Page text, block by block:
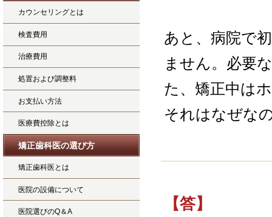
あと、病院で
ません。必要
た、矯正中は
それはなぜな
【答】
カウンセリングとは
検査費用
治療費用
処置および調整料
お支払い方法
医療費控除とは
矯正歯科医の選び方
矯正歯科医とは
医院の設備について
医院選びのQ＆A